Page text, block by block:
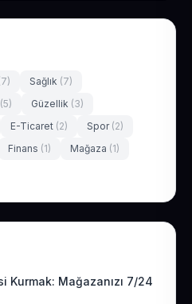
Sağlık (7)
(5) Güzellik (3)
E-Ticaret (2) Spor (2)
Finans (1) Mağaza (1)
Kurmak: Mağazanızı 7/24